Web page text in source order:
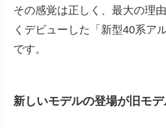
その感覚は正しく、最大の理
くデビューした「新型40系ア
です。
新しいモデルの登場が旧モ